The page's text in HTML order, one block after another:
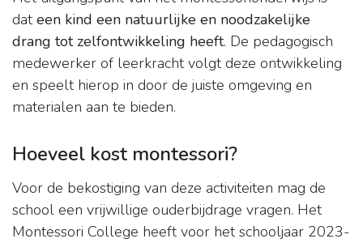
dateen kind een natuurlijke en noodzakelijke
drang tot zelfontwikkeling heeft. De pedagogisch
medewerker of leerkracht volgt deze ontwikkeling
en speelt hierop in door de juiste omgeving en
materialen aan te bieden.
Hoeveel kost montessori?
Voor de bekostiging van deze activiteiten mag de
school een vrijwillige ouderbijdrage vragen. Het
Montessori College heeft voor het schooljaar 2023-